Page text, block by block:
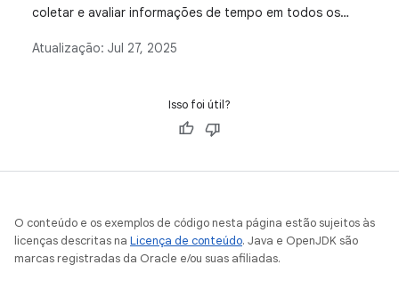
coletar e avaliar informações de tempo em todos os
sistema.
Atualização: Jul 27, 2025
Isso foi útil?
O conteúdo e os exemplos de código nesta página estão sujeitos às
licenças descritas na Licença de conteúdo. Java e OpenJDK são
marcas registradas da Oracle e/ou suas afiliadas.